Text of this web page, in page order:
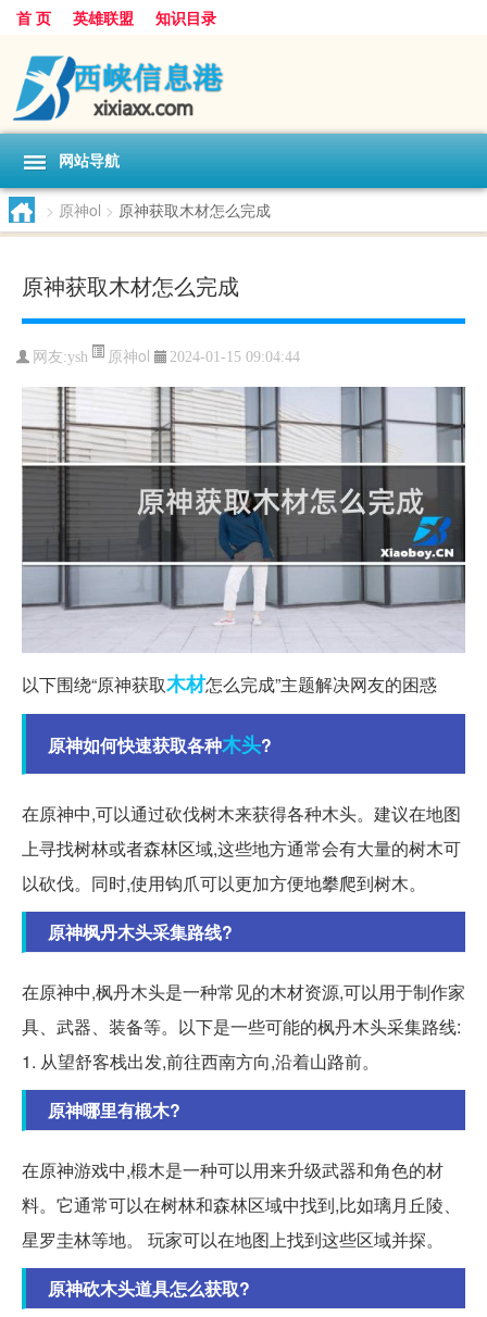
首 页 英雄联盟 知识目录
网站导航
> 原神ol > 原神获取木材怎么完成
原神获取木材怎么完成
网友:ysh 原神ol 2024-01-15 09:04:44
以下围绕“原神获取木材怎么完成”主题解决网友的困惑
原神如何快速获取各种木头?
在原神中,可以通过砍伐树木来获得各种木头。建议在地图
上寻找树林或者森林区域,这些地方通常会有大量的树木可
以砍伐。同时,使用钩爪可以更加方便地攀爬到树木。
原神枫丹木头采集路线?
在原神中,枫丹木头是一种常见的木材资源,可以用于制作家
具、武器、装备等。以下是一些可能的枫丹木头采集路线:
1. 从望舒客栈出发,前往西南方向,沿着山路前。
原神哪里有椴木?
在原神游戏中,椴木是一种可以用来升级武器和角色的材
料。它通常可以在树林和森林区域中找到,比如璃月丘陵、
星罗圭林等地。 玩家可以在地图上找到这些区域并探。
原神砍木头道具怎么获取?